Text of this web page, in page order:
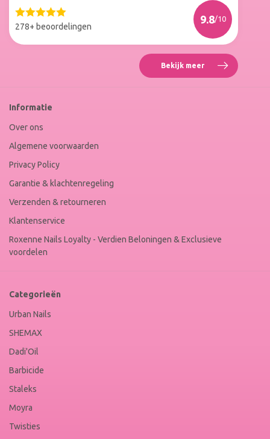
278+ beoordelingen
9.8/10
Web
Winkel
Bekijk meer Reviews
Roxenne
Informatie
Over ons
Algemene voorwaarden
Privacy Policy
Garantie & klachtenregeling
Verzenden & retourneren
Klantenservice
Roxenne Nails Loyalty - Verdien Beloningen & Exclusieve
voordelen
Categorieën
Urban Nails
SHEMAX
Dadi'Oil
Barbicide
Staleks
Moyra
Twisties